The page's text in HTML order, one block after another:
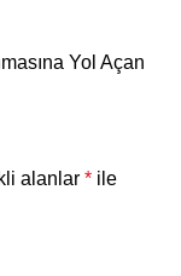
Yol Açan
alanlar * ile